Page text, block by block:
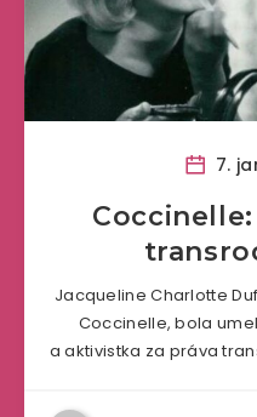
7.
Jacqueline Charlotte
Coccinelle, bola
a aktivistka za práva